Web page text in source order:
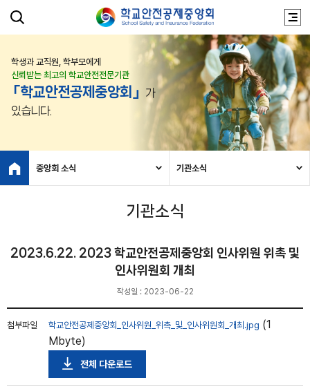
학생과 교직원, 학부모에게
신뢰받는 최고의 학교안전전문기관
「학교안전공제중앙회」
가
있습니다.
중앙회 소식 기관소식
기관소식
2023.6.22. 2023 학교안전공제중앙회 인사위원 위촉 및
인사위원회 개최
작성일 : 2023-06-22
첨부파일 학교안전공제중앙회_인사위원_위촉_및_인사위원회_개최.jpg (1
Mbyte)
전체 다운로드